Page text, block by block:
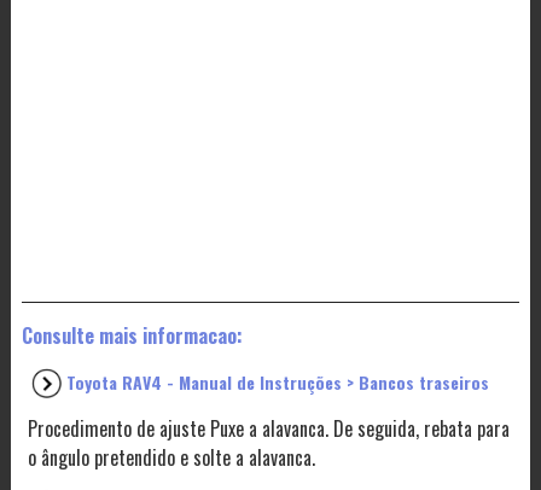
Consulte mais informacao:
Toyota RAV4 - Manual de Instruções > Bancos traseiros
Procedimento de ajuste Puxe a alavanca. De seguida, rebata para
o ângulo pretendido e solte a alavanca.